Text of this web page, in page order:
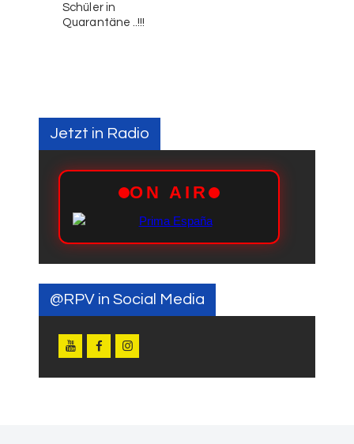
Schüler in
Quarantäne ..!!!
Jetzt in Radio
@RPV in Social Media